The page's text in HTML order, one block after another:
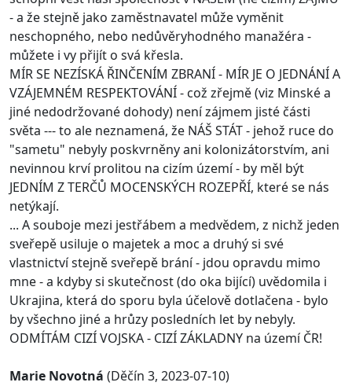
- a že stejně jako zaměstnavatel může vyměnit
neschopného, nebo nedůvěryhodného manažéra -
můžete i vy přijít o svá křesla.
MÍR SE NEZÍSKÁ ŘINČENÍM ZBRANÍ - MÍR JE O JEDNÁNÍ A
VZÁJEMNÉM RESPEKTOVÁNÍ - což zřejmě (viz Minské a
jiné nedodržované dohody) není zájmem jisté části
světa --- to ale neznamená, že NÁŠ STÁT - jehož ruce do
"sametu" nebyly poskvrněny ani kolonizátorstvím, ani
nevinnou krví prolitou na cizím území - by měl být
JEDNÍM Z TERČŮ MOCENSKÝCH ROZEPŘÍ, které se nás
netýkají.
... A souboje mezi jestřábem a medvědem, z nichž jeden
sveřepě usiluje o majetek a moc a druhý si své
vlastnictví stejně sveřepě brání - jdou opravdu mimo
mne - a kdyby si skutečnost (do oka bijící) uvědomila i
Ukrajina, která do sporu byla účelově dotlačena - bylo
by všechno jiné a hrůzy posledních let by nebyly.
ODMÍTÁM CIZÍ VOJSKA - CIZÍ ZÁKLADNY na území ČR!
Marie Novotná (Děčín 3, 2023-07-10)